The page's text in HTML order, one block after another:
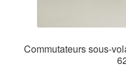
Commutateurs sous-